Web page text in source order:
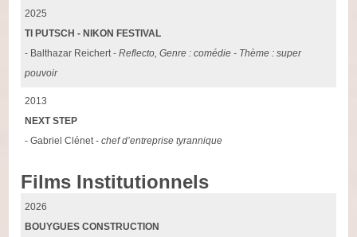
2025
TI PUTSCH - NIKON FESTIVAL
- Balthazar Reichert -Reflecto, Genre : comédie - Thème : super
pouvoir
2013
NEXT STEP
- Gabriel Clénet -chef d’entreprise tyrannique
Films Institutionnels
2026
BOUYGUES CONSTRUCTION